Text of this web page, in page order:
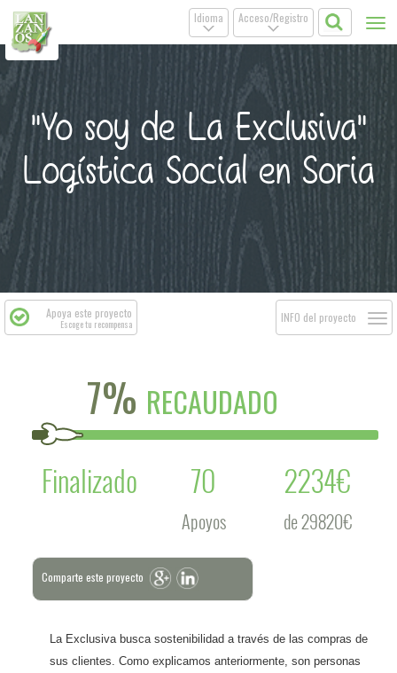
Acceso/Registro
.
Idioma
.
"Yo soy de La Exclusiva"
Logística Social en Soria
Apoya este proyecto
Escoge tu recompensa INFO del proyecto
7% RECAUDADO
Finalizado
70
Apoyos
2234€
de 29820€
Comparte este proyecto
La Exclusiva busca sostenibilidad a través de las compras de
sus clientes. Como explicamos anteriormente, son personas